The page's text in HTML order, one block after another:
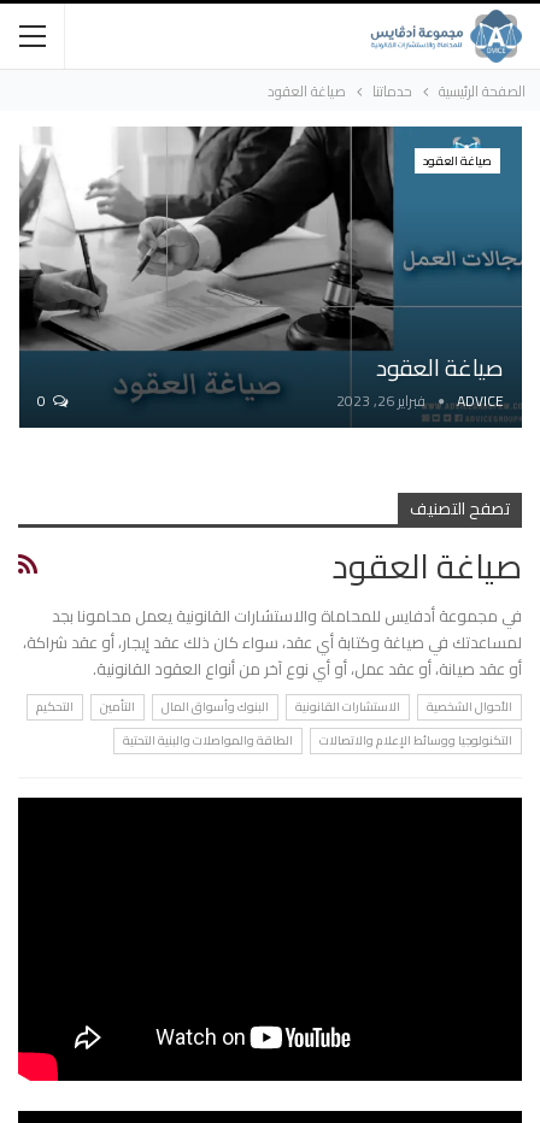
الصفحة الرئيسية حدماتنا صياغة العقود
صياغة العقود
صياغة العقود
ADVICE فبراير 26, 2023
تصفح التصنيف
صياغة العقود
في مجموعة أدفايس للمحاماة والاستشارات القانونية يعمل محامونا بجد
لمساعدتك في صياغة وكتابة أي عقد، سواء كان ذلك عقد إيجار، أو عقد شراكة،
أو عقد صيانة، أو عقد عمل، أو أي نوع آخر من أنواع العقود القانونية.
الأحوال الشخصية الاستشارات القانونية البنوك وأسواق المال التأمين
التحكيم
التكنولوجيا ووسائط الإعلام والاتصالات
الطاقة والمواصلات والبنية التحتية